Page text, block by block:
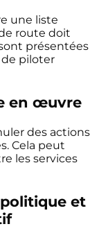
une liste
route doit
présentées
piloter
en œuvre
des actions
Cela peut
les services
et